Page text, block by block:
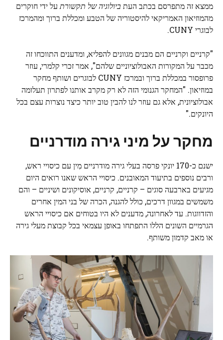
ממצא זה מתפרסם בכתב העת ביולוגיה של תקשורת על ידי חוקרים
מהמוזיאון האמריקאי להיסטוריה של הטבע ומכללת ברוך ומהמרכז
לבוגרי CUNY.
"קרניים וקרניים הם מבנים מגוונים להפליא, ומדענים התווכחו זה
מכבר על המקורות האבולוציוניים שלהם", אמר זכרי קלמרי, עוזר
פרופסור במכללת ברוך ובמרכז CUNY לבוגרים ושותף מחקר
במוזיאון. "המחקר הגנומי הזה לא רק מקרב אותנו לפתרון תעלומה
אבולוציונית, אלא גם עוזר לנו להבין טוב יותר כיצד נוצרות עצם בכל
היונקים."
מחקר על מיני גירה מודרניים
ישנם כ-170 יונקי פרסה בעלי גירה מודרניים מִין עם כיסויי ראש,
ורבים נוספים בתיעוד המאובנים. כיסויי הראש שאנו רואים היום
מגיעים בארבעה סוגים – קרניים, קרניים, אוסיקונים ושיניים – והם
משמשים במגוון דרכים, כולל להגנה, הכרה של בני המין אחרים
והזדווגות. עד לאחרונה, מדענים לא היו בטוחים אם כיסויי הראש
הגרמיים השונים הללו התפתחו באופן עצמאי בכל קבוצת מעלי גירה
או מאב קדמון משותף.